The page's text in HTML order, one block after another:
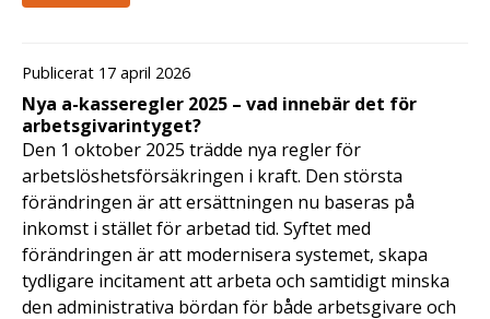
Publicerat 17 april 2026
Nya a-kasseregler 2025 – vad innebär det för
arbetsgivarintyget?
Den 1 oktober 2025 trädde nya regler för
arbetslöshetsförsäkringen i kraft. Den största
förändringen är att ersättningen nu baseras på
inkomst i stället för arbetad tid. Syftet med
förändringen är att modernisera systemet, skapa
tydligare incitament att arbeta och samtidigt minska
den administrativa bördan för både arbetsgivare och